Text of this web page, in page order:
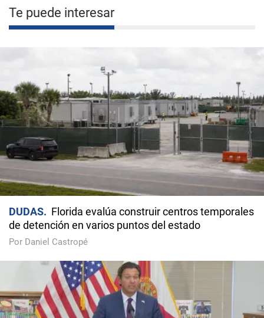
Te puede interesar
DUDAS
Florida evalúa construir centros temporales
de detención en varios puntos del estado
Por Daniel Castropé